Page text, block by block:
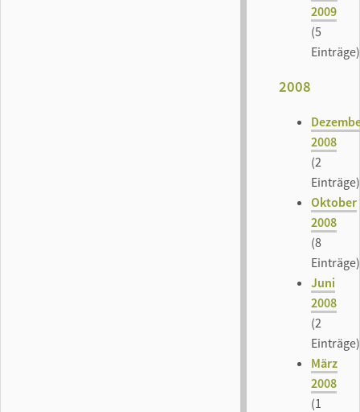
2009
(5
Einträge)
2008
2008
(2
Einträge)
Oktober
2008
(8
Einträge)
Juni
2008
(2
Einträge)
März
2008
(1